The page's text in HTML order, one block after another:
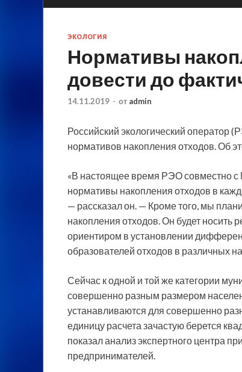
ЭКОЛОГИЯ
Нормативы
довести до
14.11.2019 - от admin
Российский экологический оператор
нормативов накопления отходов. Об
«В настоящее время РЭО совместно с
нормативы накопления отходов в
— рассказал он. — Кроме того, мы
накопления отходов. Он будет носить
ориентиром в установлении
образователей отходов в различных
Сейчас к одной и той же категории
совершенно разным размером
устанавливаются для совершенно
единицу расчета зачастую берется
показал анализ экспертного центра
предпринимателей.